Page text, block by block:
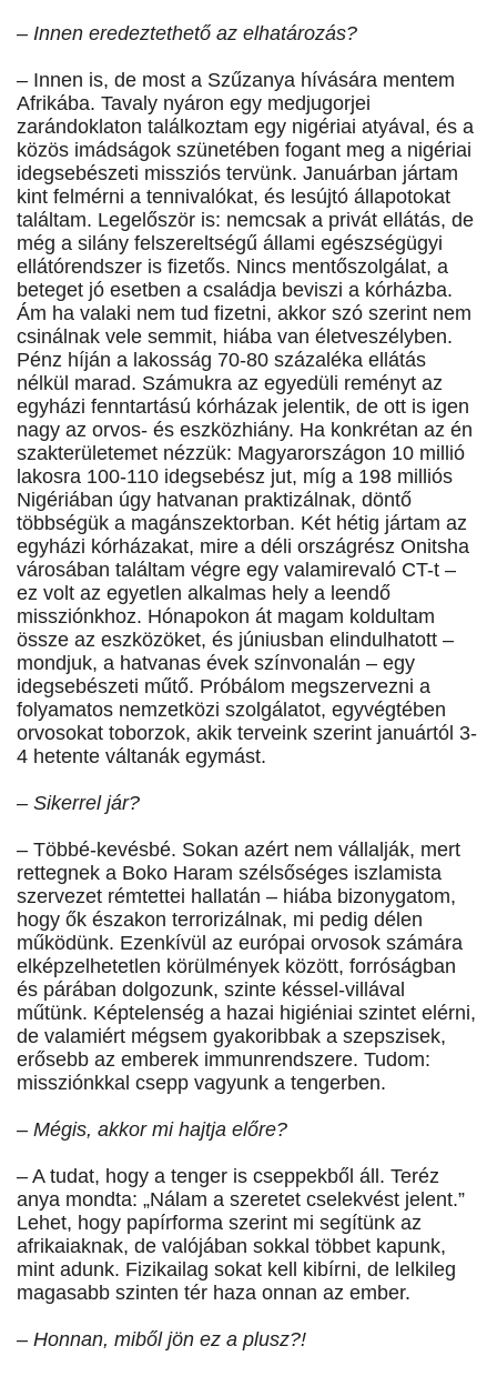
– Innen eredeztethető az elhatározás?
– Innen is, de most a Szűzanya hívására mentem
Afrikába. Tavaly nyáron egy medjugorjei
zarándoklaton találkoztam egy nigériai atyával, és a
közös imádságok szünetében fogant meg a nigériai
idegsebészeti missziós tervünk. Januárban jártam
kint felmérni a tennivalókat, és lesújtó állapotokat
találtam. Legelőször is: nemcsak a privát ellátás, de
még a silány felszereltségű állami egészségügyi
ellátórendszer is fizetős. Nincs mentőszolgálat, a
beteget jó esetben a családja beviszi a kórházba.
Ám ha valaki nem tud fizetni, akkor szó szerint nem
csinálnak vele semmit, hiába van életveszélyben.
Pénz híján a lakosság 70-80 százaléka ellátás
nélkül marad. Számukra az egyedüli reményt az
egyházi fenntartású kórházak jelentik, de ott is igen
nagy az orvos- és eszközhiány. Ha konkrétan az én
szakterületemet nézzük: Magyarországon 10 millió
lakosra 100-110 idegsebész jut, míg a 198 milliós
Nigériában úgy hatvanan praktizálnak, döntő
többségük a magánszektorban. Két hétig jártam az
egyházi kórházakat, mire a déli országrész Onitsha
városában találtam végre egy valamirevaló CT-t –
ez volt az egyetlen alkalmas hely a leendő
missziónkhoz. Hónapokon át magam koldultam
össze az eszközöket, és júniusban elindulhatott –
mondjuk, a hatvanas évek színvonalán – egy
idegsebészeti műtő. Próbálom megszervezni a
folyamatos nemzetközi szolgálatot, egyvégtében
orvosokat toborzok, akik terveink szerint januártól 3-
4 hetente váltanák egymást.
– Sikerrel jár?
– Többé-kevésbé. Sokan azért nem vállalják, mert
rettegnek a Boko Haram szélsőséges iszlamista
szervezet rémtettei hallatán – hiába bizonygatom,
hogy ők északon terrorizálnak, mi pedig délen
működünk. Ezenkívül az európai orvosok számára
elképzelhetetlen körülmények között, forróságban
és párában dolgozunk, szinte késsel-villával
műtünk. Képtelenség a hazai higiéniai szintet elérni,
de valamiért mégsem gyakoribbak a szepszisek,
erősebb az emberek immunrendszere. Tudom:
missziónkkal csepp vagyunk a tengerben.
– Mégis, akkor mi hajtja előre?
– A tudat, hogy a tenger is cseppekből áll. Teréz
anya mondta: „Nálam a szeretet cselekvést jelent.”
Lehet, hogy papírforma szerint mi segítünk az
afrikaiaknak, de valójában sokkal többet kapunk,
mint adunk. Fizikailag sokat kell kibírni, de lelkileg
magasabb szinten tér haza onnan az ember.
– Honnan, miből jön ez a plusz?!